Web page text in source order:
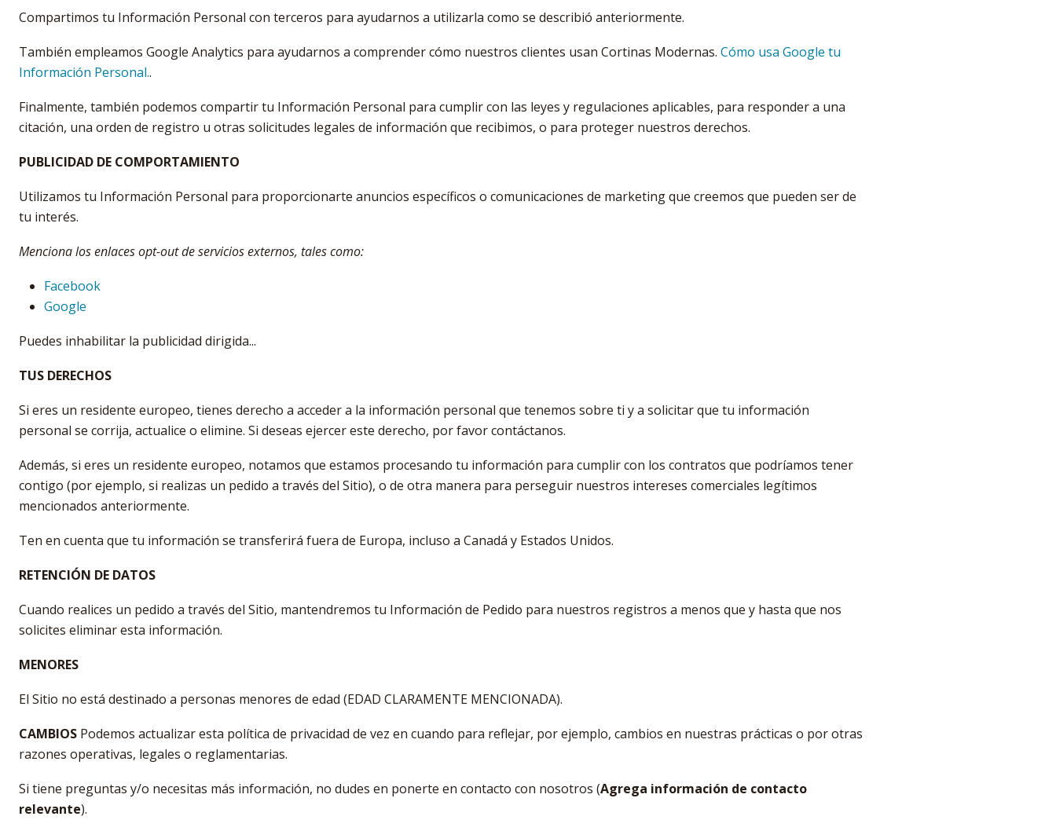
Compartimos tu Información Personal con terceros para ayudarnos a utilizarla como se describió anteriormente.
También empleamos Google Analytics para ayudarnos a comprender cómo nuestros clientes usan Cortinas Modernas. Cómo usa Google tu
Información Personal..
Finalmente, también podemos compartir tu Información Personal para cumplir con las leyes y regulaciones aplicables, para responder a una
citación, una orden de registro u otras solicitudes legales de información que recibimos, o para proteger nuestros derechos.
PUBLICIDAD DE COMPORTAMIENTO
Utilizamos tu Información Personal para proporcionarte anuncios específicos o comunicaciones de marketing que creemos que pueden ser de
tu interés.
Menciona los enlaces opt-out de servicios externos, tales como:
Facebook
Google
Puedes inhabilitar la publicidad dirigida...
TUS DERECHOS
Si eres un residente europeo, tienes derecho a acceder a la información personal que tenemos sobre ti y a solicitar que tu información
personal se corrija, actualice o elimine. Si deseas ejercer este derecho, por favor contáctanos.
Además, si eres un residente europeo, notamos que estamos procesando tu información para cumplir con los contratos que podríamos tener
contigo (por ejemplo, si realizas un pedido a través del Sitio), o de otra manera para perseguir nuestros intereses comerciales legítimos
mencionados anteriormente.
Ten en cuenta que tu información se transferirá fuera de Europa, incluso a Canadá y Estados Unidos.
RETENCIÓN DE DATOS
Cuando realices un pedido a través del Sitio, mantendremos tu Información de Pedido para nuestros registros a menos que y hasta que nos
solicites eliminar esta información.
MENORES
El Sitio no está destinado a personas menores de edad (EDAD CLARAMENTE MENCIONADA).
CAMBIOS Podemos actualizar esta política de privacidad de vez en cuando para reflejar, por ejemplo, cambios en nuestras prácticas o por otras
razones operativas, legales o reglamentarias.
Si tiene preguntas y/o necesitas más información, no dudes en ponerte en contacto con nosotros (Agrega información de contacto
relevante).